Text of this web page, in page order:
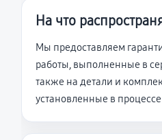
На что
Мы предоставляем
работы, выполненные в
также на детали и
установленные в